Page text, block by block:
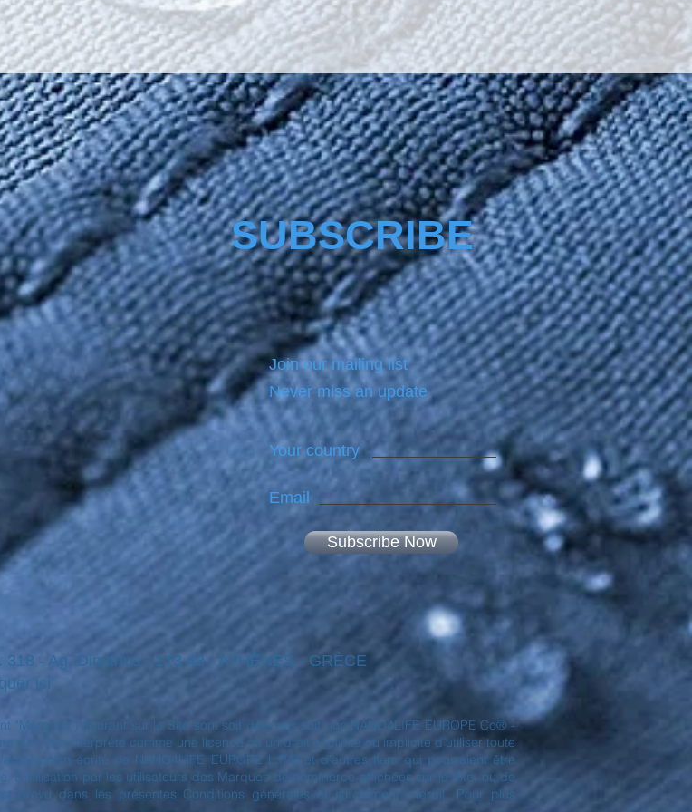
secureThe product Nano4-
Chromemetal® comes with a same
size bottle product of NANO4-
PRECLEAN which we always use
before applying on the surface the
product.For analytic instructions,
please refer to the Product page.
SUBSCRIBE
Join our mailing list
Never miss an update
Your country
Email
Subscribe Now
318 - Ag. Dimitrios - 173 43 - ATHÈNES - GRÈCE
ici
"Marques") figurant sur le Site sont soit déposés soit non NANO4LIFE EUROPE Co® -
doit être interprété comme une licence ou un droit explicite ou implicite d'utiliser toute
écrite de NANO4LIFE EUROPE L.P.® et d'autres tiers qui pourraient être
L'utilisation par les utilisateurs des Marques de commerce affichées sur le Site, ou de
dans les présentes Conditions générales et strictement interdit. Pour plus